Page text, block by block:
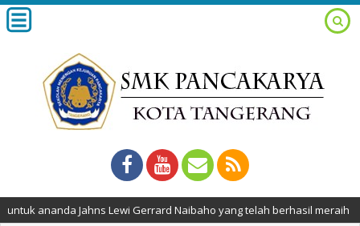
Jahns Lewi Gerrard Naibaho yang telah berhasil meraih medali emas